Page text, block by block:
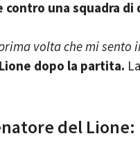
contro una squadra
volta che mi
dopo la partita.
del